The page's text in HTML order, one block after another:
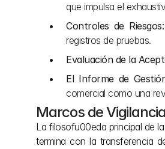
que impulsa el
Controles de Riesgos:
registros de pruebas.
Evaluación de la
El Informe de
comercial como una
Marcos de
La filosofu00eda principal de
termina con la transferencia